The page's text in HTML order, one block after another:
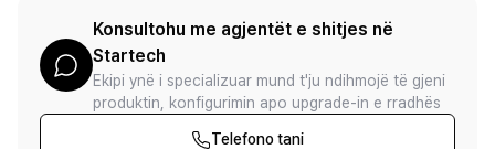
Konsultohu me agjentët e shitjes në
Startech
Ekipi ynë i specializuar mund t'ju ndihmojë të gjeni
produktin, konfigurimin apo upgrade-in e rradhës
Telefono tani